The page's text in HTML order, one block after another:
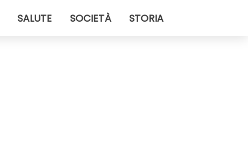
SALUTE SOCIETÀ STORIA